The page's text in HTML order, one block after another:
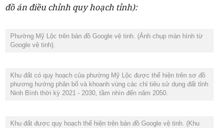
đồ án điều chỉnh quy hoạch tỉnh):
Phường Mỹ Lộc trên bản đồ Google vệ tinh. (Ảnh chụp màn hình từ
Google vệ tinh).
Khu đất có quy hoạch của phường Mỹ Lộc được thể hiện trên sơ đồ
phương hướng phân bổ và khoanh vùng các chỉ tiêu sử dụng đất tỉnh
Ninh Bình thời kỳ 2021 - 2030, tầm nhìn đến năm 2050.
Khu đất được quy hoạch thể hiện trên bản đồ Google vệ tinh. (Khu